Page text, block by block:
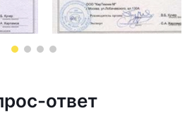
ответ